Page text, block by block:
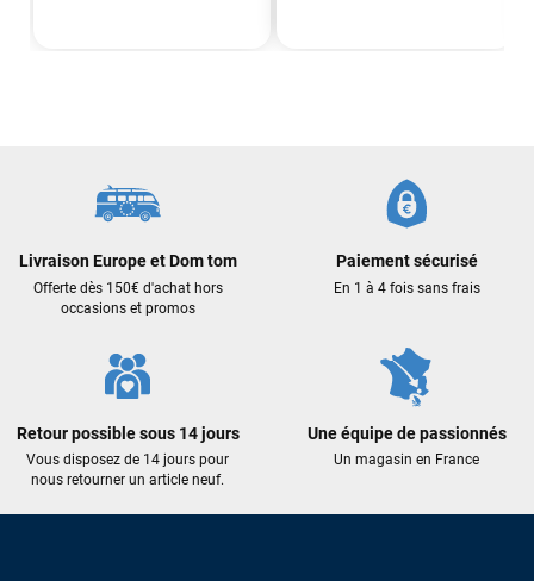
Livraison Europe et Dom tom
Offerte dès 150€ d'achat hors
occasions et promos
Paiement sécurisé
En 1 à 4 fois sans frais
Retour possible sous 14 jours
Vous disposez de 14 jours pour
nous retourner un article neuf.
Une équipe de passionnés
Un magasin en France
Cela faisait 6 mois que je galérais à remplacer ma board eux
m'ont trouvé une pépite à laquelle je n'aurais jamais pensé !
J'ai acheté une voile d'occasion depuis Tahiti. Super service.
L'envoi a été rapide. La voile est arrivée en super état.